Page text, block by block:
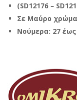
(SD12176 –
Σε Μαύρο
Νούμερα: 27 έως